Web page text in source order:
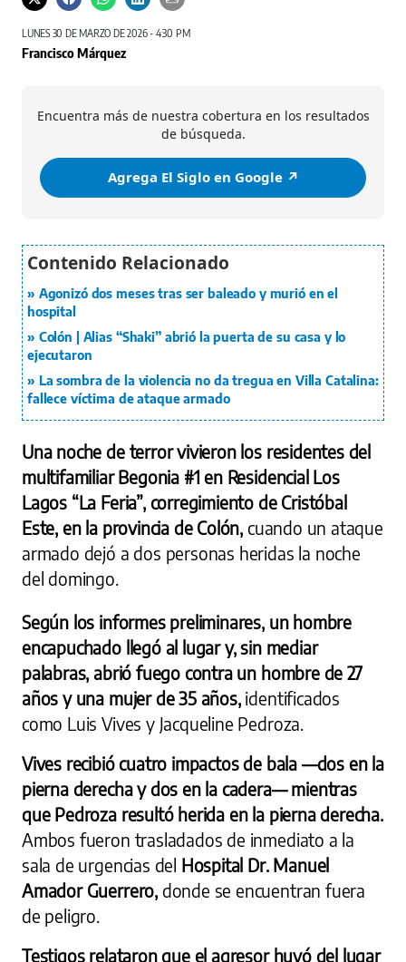
LUNES 30 DE MARZO DE 2026 - 4:30 PM
Francisco Márquez
Encuentra más de nuestra cobertura en los resultados
de búsqueda.
Agrega El Siglo en Google ↗️
Agonizó dos meses tras ser baleado y murió en el
hospital
Colón | Alias “Shaki” abrió la puerta de su casa y lo
ejecutaron
La sombra de la violencia no da tregua en Villa Catalina:
fallece víctima de ataque armado
Una noche de terror vivieron los residentes del
multifamiliar Begonia #1 en Residencial Los
Lagos “La Feria”, corregimiento de Cristóbal
Este, en la provincia de Colón, cuando un ataque
armado dejó a dos personas heridas la noche
del domingo.
Según los informes preliminares, un hombre
encapuchado llegó al lugar y, sin mediar
palabras, abrió fuego contra un hombre de 27
años y una mujer de 35 años,identificados
como Luis Vives y Jacqueline Pedroza.
Vives recibió cuatro impactos de bala —dos en la
pierna derecha y dos en la cadera— mientras
que Pedroza resultó herida en la pierna derecha.
Ambos fueron trasladados de inmediato a la
sala de urgencias del Hospital Dr. Manuel
Amador Guerrero,donde se encuentran fuera
de peligro.
Testigos relataron que el agresor huyó del lugar